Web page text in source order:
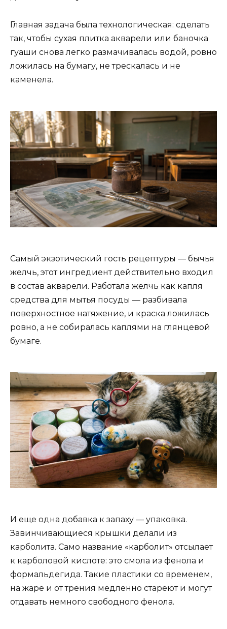
Главная задача была технологическая: сделать
так, чтобы сухая плитка акварели или баночка
гуаши снова легко размачивалась водой, ровно
ложилась на бумагу, не трескалась и не
каменела.
Самый экзотический гость рецептуры — бычья
желчь, этот ингредиент действительно входил
в состав акварели. Работала желчь как капля
средства для мытья посуды — разбивала
поверхностное натяжение, и краска ложилась
ровно, а не собиралась каплями на глянцевой
бумаге.
И еще одна добавка к запаху — упаковка.
Завинчивающиеся крышки делали из
карболита. Само название «карболит» отсылает
к карболовой кислоте: это смола из фенола и
формальдегида. Такие пластики со временем,
на жаре и от трения медленно стареют и могут
отдавать немного свободного фенола.